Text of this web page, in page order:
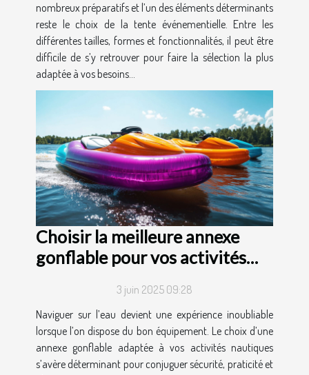
nombreux préparatifs et l’un des éléments déterminants
reste le choix de la tente événementielle. Entre les
différentes tailles, formes et fonctionnalités, il peut être
difficile de s’y retrouver pour faire la sélection la plus
adaptée à vos besoins...
Choisir la meilleure annexe
gonflable pour vos activités
3 juin 2025 09:28
Naviguer sur l’eau devient une expérience inoubliable
lorsque l’on dispose du bon équipement. Le choix d’une
annexe gonflable adaptée à vos activités nautiques
s’avère déterminant pour conjuguer sécurité, praticité et